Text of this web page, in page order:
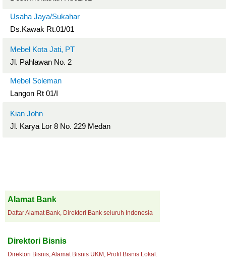
Usaha Jaya/Sukahar
Ds.Kawak Rt.01/01
Mebel Kota Jati, PT
Jl. Pahlawan No. 2
Mebel Soleman
Langon Rt 01/I
Kian John
Jl. Karya Lor 8 No. 229 Medan
Alamat Bank
Daftar Alamat Bank, Direktori Bank seluruh Indonesia
Direktori Bisnis
Direktori Bisnis, Alamat Bisnis UKM, Profil Bisnis Lokal.